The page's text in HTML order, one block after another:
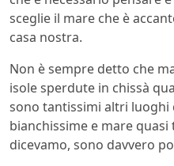
sceglie il mare che è
casa nostra.
Non è sempre detto che
isole sperdute in chissà
sono tantissimi altri luoghi
bianchissime e mare
dicevamo, sono davvero